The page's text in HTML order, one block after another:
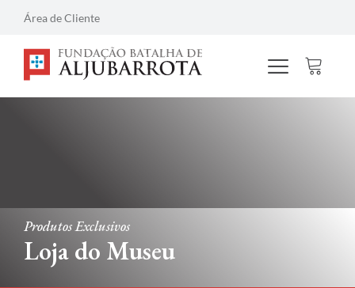
Área de Cliente
Produtos Exclusivos
Loja do Museu